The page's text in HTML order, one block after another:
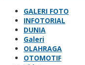
GALERI FOTO
INFOTORIAL
DUNIA
Galeri
OLAHRAGA
OTOMOTIF